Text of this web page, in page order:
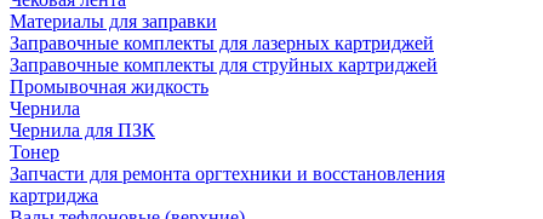
Материалы для заправки
Заправочные комплекты для лазерных картриджей
Заправочные комплекты для струйных картриджей
Промывочная жидкость
Чернила
Чернила для ПЗК
Тонер
Запчасти для ремонта оргтехники и восстановления
картриджа